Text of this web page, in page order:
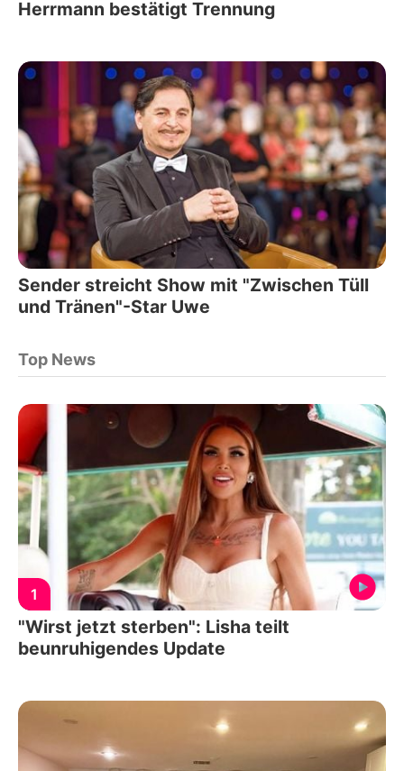
Herrmann bestätigt Trennung
Sender streicht Show mit "Zwischen Tüll
und Tränen"-Star Uwe
Top News
1
"Wirst jetzt sterben": Lisha teilt
beunruhigendes Update